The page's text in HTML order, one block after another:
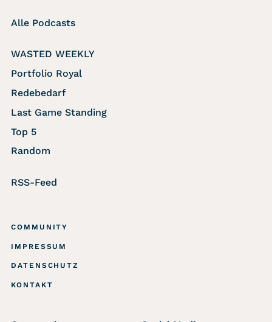
Alle Podcasts
WASTED WEEKLY
Portfolio Royal
Redebedarf
Last Game Standing
Top 5
Random
RSS-Feed
COMMUNITY
IMPRESSUM
DATENSCHUTZ
KONTAKT